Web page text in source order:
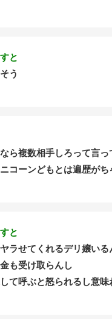
と
う
ら複数相手しろって言
コーンどもとは遍歴が
と
ラせてくれるデリ嬢いる
も受け取らんし
て呼ぶと怒られるし意味